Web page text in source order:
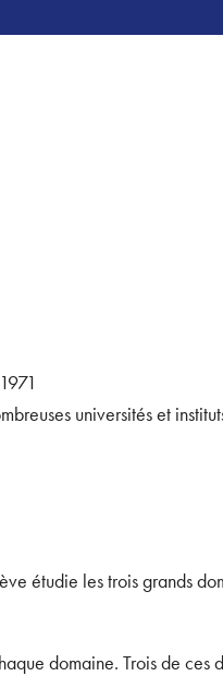
universités et
étudie les trois grands
domaine. Trois de ces